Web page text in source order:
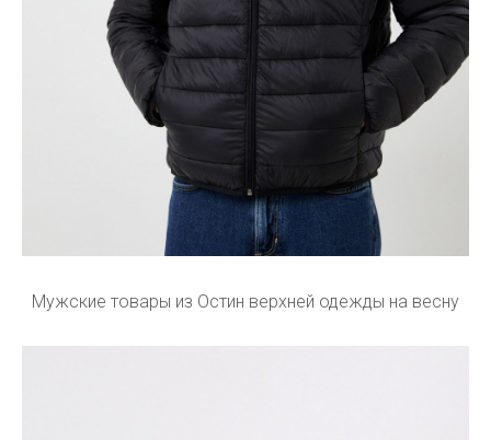
Мужские товары из Остин верхней одежды на весну